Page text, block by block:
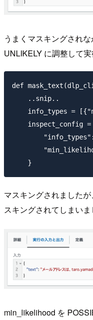
うまくマスキングされ
UNLIKELY に調整して実
def
    ..snip..
info_types =
inspect_config =
マスキングされました
スキングされてしまいま
min_likelihood を